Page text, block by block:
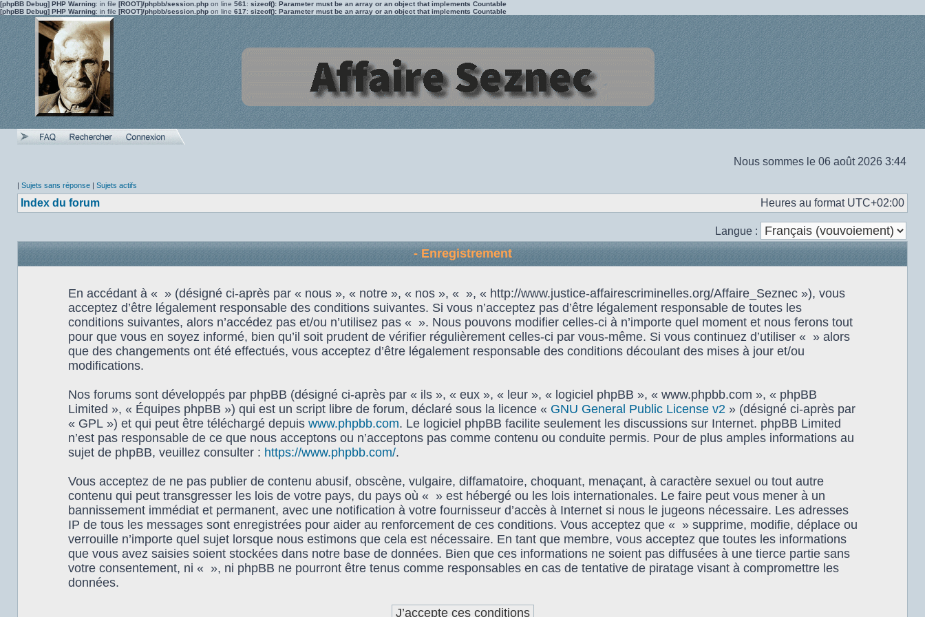
[phpBB Debug] PHP Warning: in file [ROOT]/phpbb/session.php on line 561 : sizeof(): Parameter must be an array or an object that implements Countable
[phpBB Debug] PHP Warning: in file [ROOT]/phpbb/session.php on line 617: sizeof(): Parameter must be an array or an object that implements Countable
Nous sommes le 06 août 2026 3:44
| Sujets sans réponse | Sujets actifs
Index du forum Heures au format UTC+02:00
Langue :
- Enregistrement
En accédant à « » (désigné ci-après par « nous », « notre », « nos », « », « http://www.justice-affairescriminelles.org/Affaire_Seznec »), vous
acceptez d’être légalement responsable des conditions suivantes. Si vous n’acceptez pas d’être légalement responsable de toutes les
conditions suivantes, alors n’accédez pas et/ou n’utilisez pas « ». Nous pouvons modifier celles-ci à n’importe quel moment et nous ferons tout
pour que vous en soyez informé, bien qu’il soit prudent de vérifier régulièrement celles-ci par vous-même. Si vous continuez d’utiliser « » alors
que des changements ont été effectués, vous acceptez d’être légalement responsable des conditions découlant des mises à jour et/ou
modifications.
Nos forums sont développés par phpBB (désigné ci-après par « ils », « eux », « leur », « logiciel phpBB », « www.phpbb.com », « phpBB
Limited », « Équipes phpBB ») qui est un script libre de forum, déclaré sous la licence « GNU General Public License v2» (désigné ci-après par
« GPL ») et qui peut être téléchargé depuis www.phpbb.com. Le logiciel phpBB facilite seulement les discussions sur Internet. phpBB Limited
n’est pas responsable de ce que nous acceptons ou n’acceptons pas comme contenu ou conduite permis. Pour de plus amples informations au
sujet de phpBB, veuillez consulter : https://www.phpbb.com/.
Vous acceptez de ne pas publier de contenu abusif, obscène, vulgaire, diffamatoire, choquant, menaçant, à caractère sexuel ou tout autre
contenu qui peut transgresser les lois de votre pays, du pays où « » est hébergé ou les lois internationales. Le faire peut vous mener à un
bannissement immédiat et permanent, avec une notification à votre fournisseur d’accès à Internet si nous le jugeons nécessaire. Les adresses
IP de tous les messages sont enregistrées pour aider au renforcement de ces conditions. Vous acceptez que « » supprime, modifie, déplace ou
verrouille n’importe quel sujet lorsque nous estimons que cela est nécessaire. En tant que membre, vous acceptez que toutes les informations
que vous avez saisies soient stockées dans notre base de données. Bien que ces informations ne soient pas diffusées à une tierce partie sans
votre consentement, ni « », ni phpBB ne pourront être tenus comme responsables en cas de tentative de piratage visant à compromettre les
données.